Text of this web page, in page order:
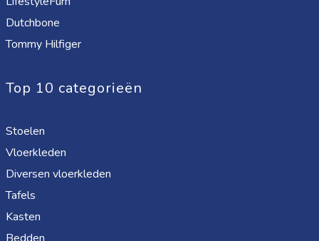
Dutchbone
Tommy Hilfiger
Top 10 categorieën
Stoelen
Vloerkleden
Diversen vloerkleden
Tafels
Kasten